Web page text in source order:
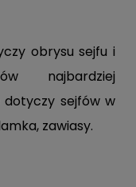
obrysu sejfu i
najbardziej
sejfów w
zawiasy.